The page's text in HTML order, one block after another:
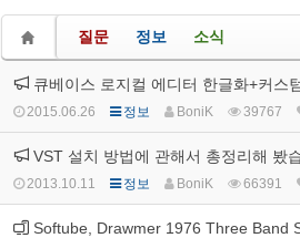
질문 정보 소식
큐베이스 로지컬 에디터 한글화+커스
2015.06.26 정보 BoniK 39767
VST 설치 방법에 관해서 총정리해 봤
2013.10.11 정보 BoniK 66391
Softube, Drawmer 1976 Three Band